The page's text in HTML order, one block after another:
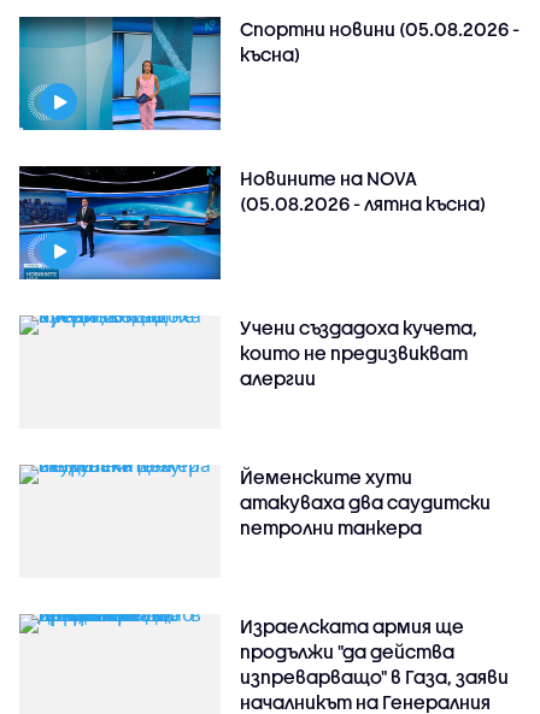
Спортни новини (05.08.2026 -
късна)
Новините на NOVA
(05.08.2026 - лятна късна)
Учени създадоха кучета,
които не предизвикват
алергии
Йеменските хути
атакуваха два саудитски
петролни танкера
Израелската армия ще
продължи "да действа
изпреварващо" в Газа, заяви
началникът на Генералния